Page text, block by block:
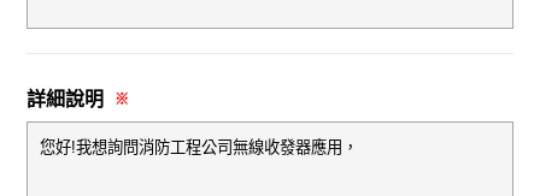
詳細說明 ※